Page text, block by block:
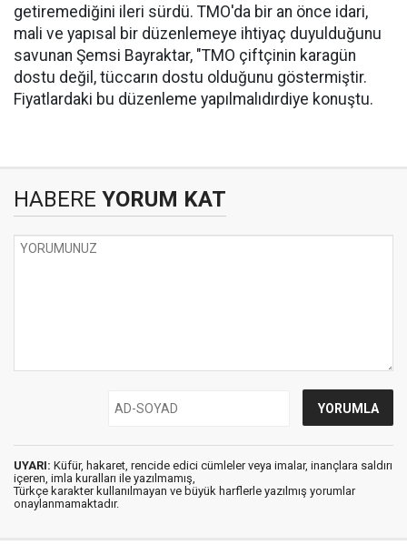
getiremediğini ileri sürdü. TMO'da bir an önce idari,
mali ve yapısal bir düzenlemeye ihtiyaç duyulduğunu
savunan Şemsi Bayraktar, "TMO çiftçinin karagün
dostu değil, tüccarın dostu olduğunu göstermiştir.
Fiyatlardaki bu düzenleme yapılmalıdırdiye konuştu.
HABERE YORUM KAT
UYARI: Küfür, hakaret, rencide edici cümleler veya imalar, inançlara saldırı
içeren, imla kuralları ile yazılmamış,
Türkçe karakter kullanılmayan ve büyük harflerle yazılmış yorumlar
onaylanmamaktadır.